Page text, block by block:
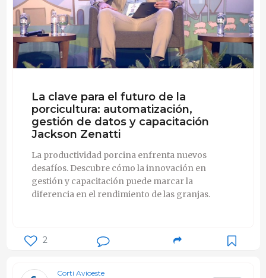
La clave para el futuro de la
porcicultura: automatización,
gestión de datos y capacitación
Jackson Zenatti
La productividad porcina enfrenta nuevos
desafíos. Descubre cómo la innovación en
gestión y capacitación puede marcar la
diferencia en el rendimiento de las granjas.
2
Corti Avioeste